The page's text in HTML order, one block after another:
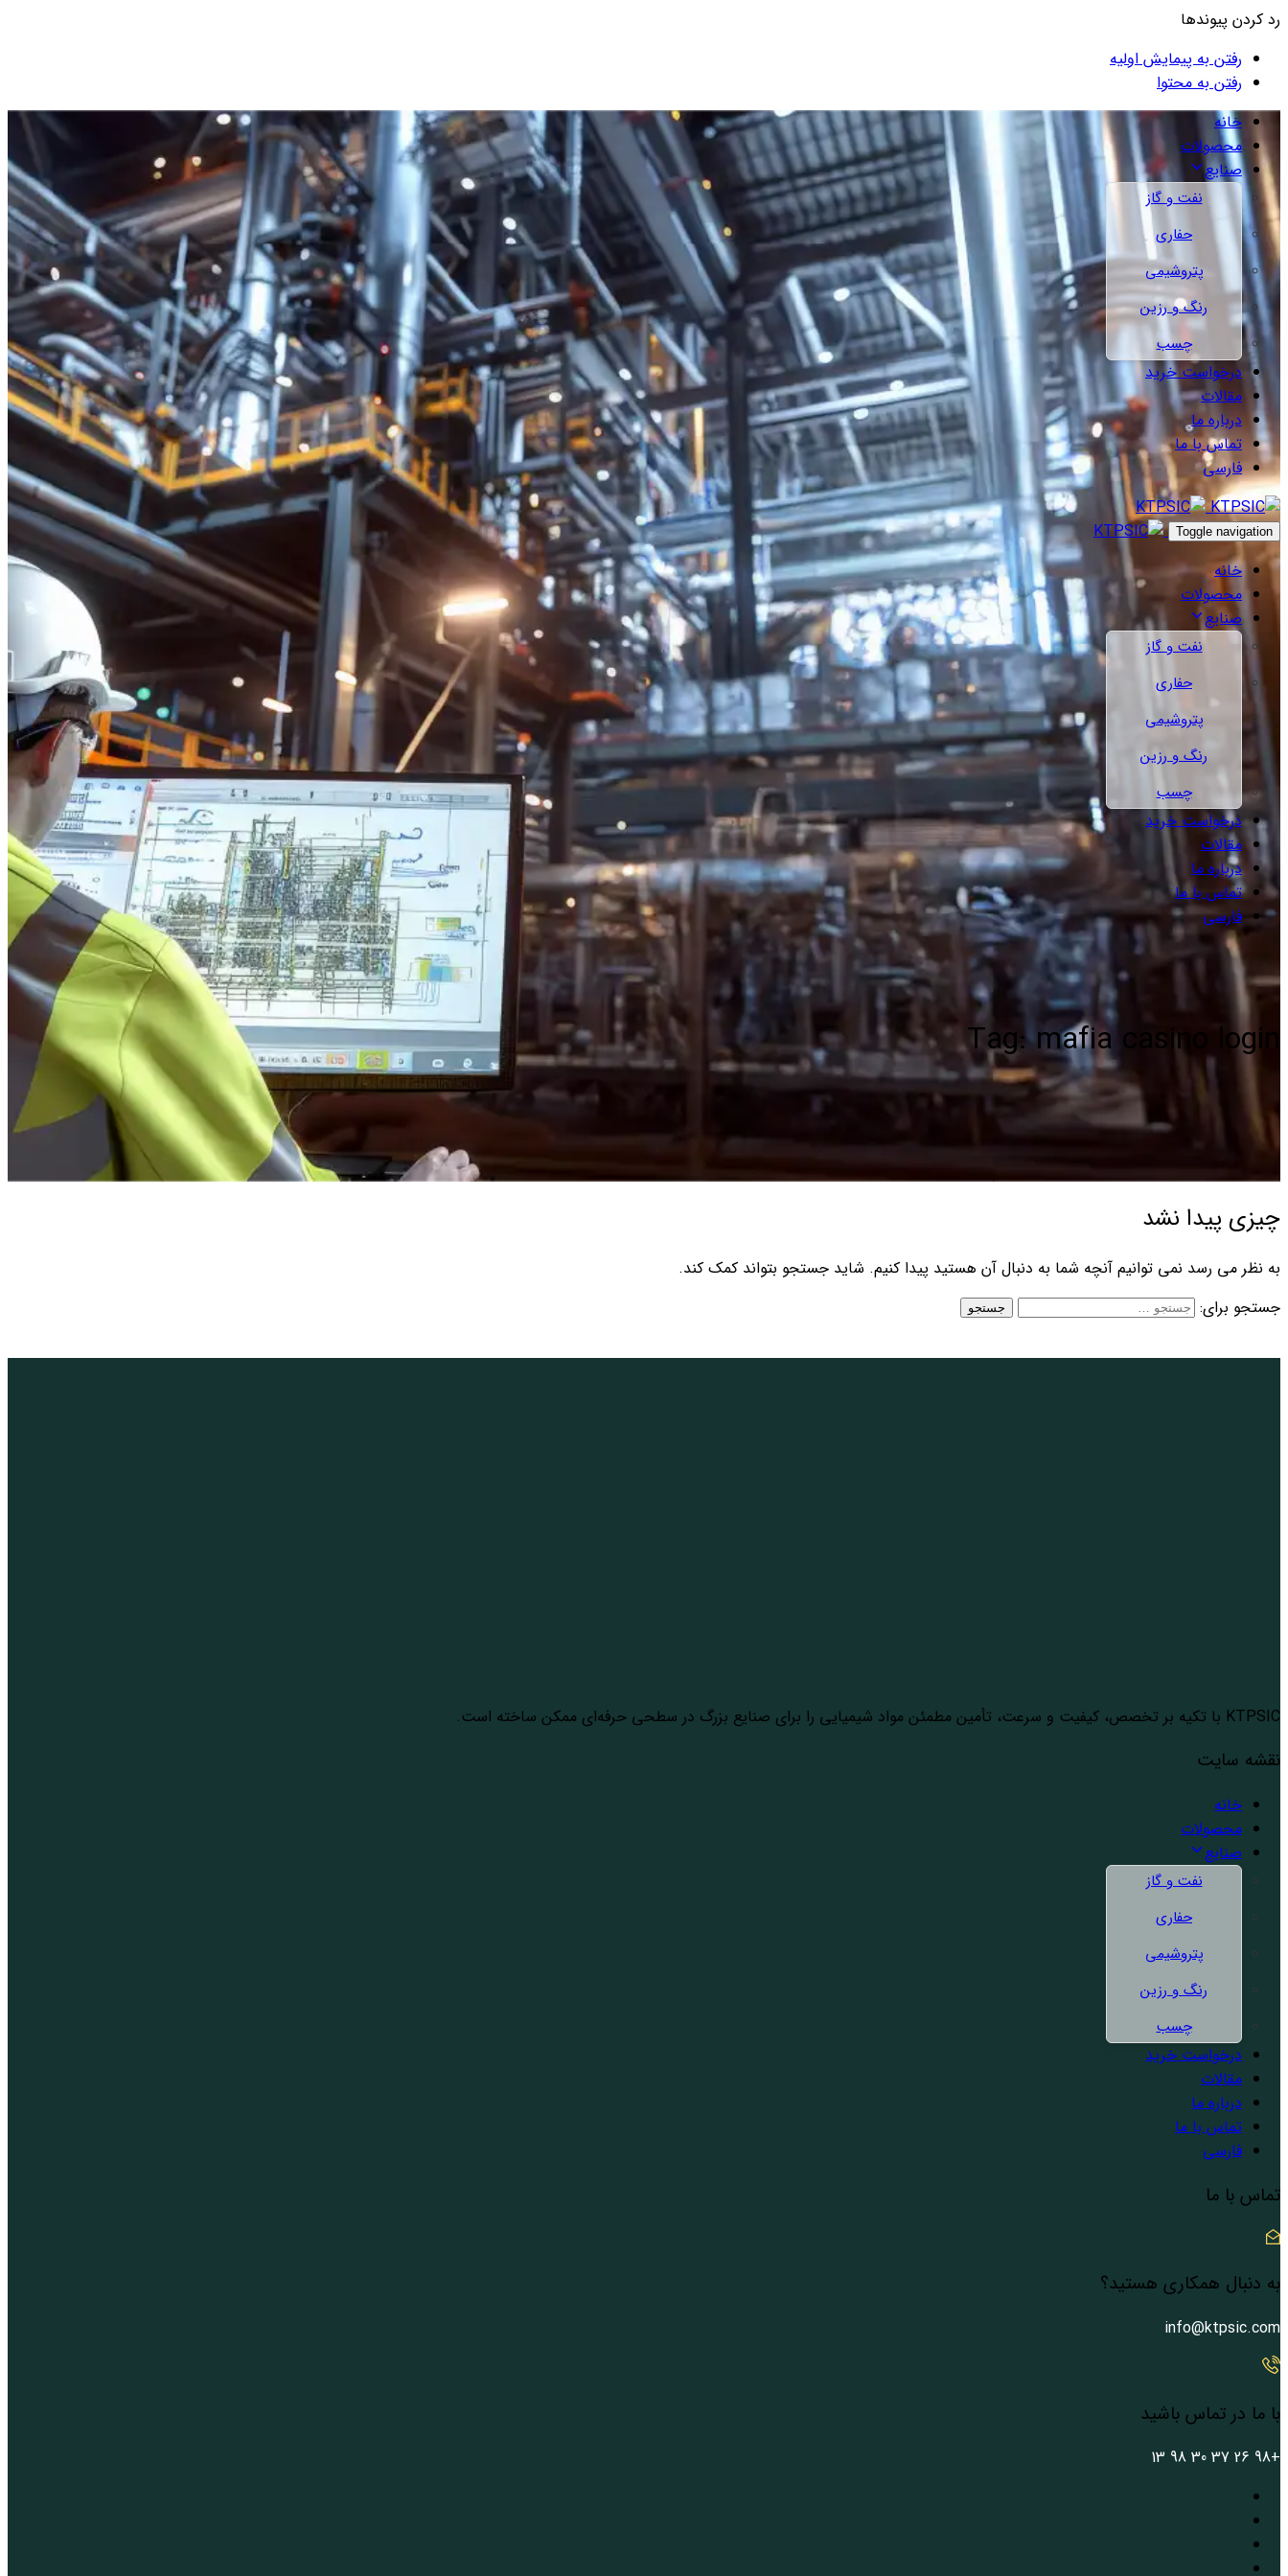
رد کردن پیوندها
رفتن به پیمایش اولیه
رفتن به محتوا
خانه
محصولات
صنایع
نفت و گاز
حفاری
پتروشیمی
رنگ و رزین
چسب
درخواست خرید
مقالات
درباره ما
تماس با ما
فارسی
Toggle navigation
خانه
محصولات
صنایع
نفت و گاز
حفاری
پتروشیمی
رنگ و رزین
چسب
درخواست خرید
مقالات
درباره ما
تماس با ما
فارسی
Tag: mafia casino login
چیزی پیدا نشد
به نظر می رسد نمی توانیم آنچه شما به دنبال آن هستید پیدا کنیم. شاید جستجو بتواند کمک کند.
جستجو برای:
KTPSIC با تکیه بر تخصص، کیفیت و سرعت، تأمین مطمئن مواد شیمیایی را برای صنایع بزرگ در سطحی حرفه‌ای ممکن ساخته است.
نقشه سایت
خانه
محصولات
صنایع
نفت و گاز
حفاری
پتروشیمی
رنگ و رزین
چسب
درخواست خرید
مقالات
درباره ما
تماس با ما
فارسی
تماس با ما
به دنبال همکاری هستید؟
info@ktpsic.com
با ما در تماس باشید
+98 26 37 30 98 13